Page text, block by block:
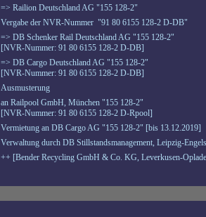
=> Railion Deutschland AG "155 128-2"
Vergabe der NVR-Nummer "91 80 6155 128-2 D-DB"
=> DB Schenker Rail Deutschland AG "155 128-2"
[NVR-Nummer: 91 80 6155 128-2 D-DB]
=> DB Cargo Deutschland AG "155 128-2"
[NVR-Nummer: 91 80 6155 128-2 D-DB]
Ausmusterung
an Railpool GmbH, München "155 128-2"
[NVR-Nummer: 91 80 6155 128-2 D-Rpool]
Vermietung an DB Cargo AG "155 128-2" [bis 13.12.2019]
Verwaltung durch DB Stillstandsmanagement, Leipzig-
++ [Bender Recycling GmbH & Co. KG, Leverkusen-